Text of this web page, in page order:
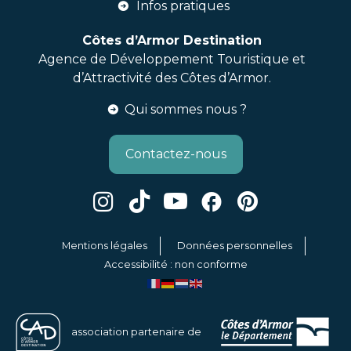
Infos pratiques
Côtes d’Armor Destination
Agence de Développement Touristique et
d’Attractivité des Côtes d’Armor.
Qui sommes nous ?
Contactez-nous
Mentions légales
Données personnelles
Accessibilité : non conforme
association partenaire de